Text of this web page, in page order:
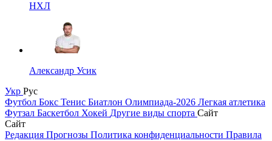
НХЛ
Александр Усик
Укр Рус
Футбол Бокс Тенис Биатлон Олимпиада-2026 Легкая атлетика
Футзал Баскетбол Хокей Другие виды спорта Сайт
Сайт
Редакция Прогнозы Политика конфиденциальности Правила